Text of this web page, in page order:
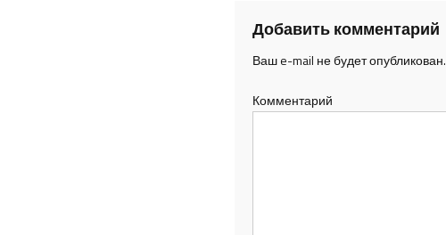
Добавить комментарий
Ваш e-mail не будет опубликован.
Комментарий